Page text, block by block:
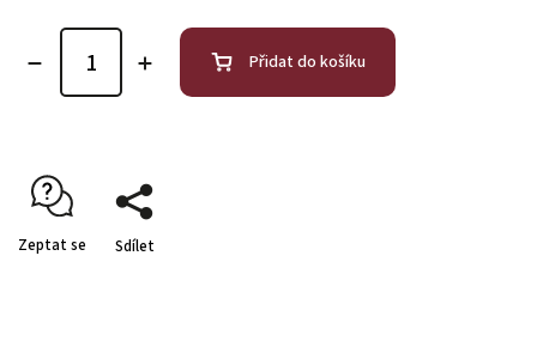
Přidat do košíku
Zeptat se Sdílet